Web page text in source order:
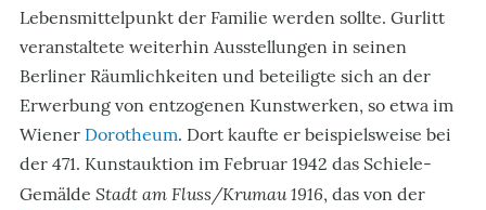
Lebensmittelpunkt der Familie werden sollte. Gurlitt
veranstaltete weiterhin Ausstellungen in seinen
Berliner Räumlichkeiten und beteiligte sich an der
Erwerbung von entzogenen Kunstwerken, so etwa im
Wiener Dorotheum. Dort kaufte er beispielsweise bei
der 471. Kunstauktion im Februar 1942 das Schiele-
Gemälde Stadt am Fluss/Krumau 1916, das von der